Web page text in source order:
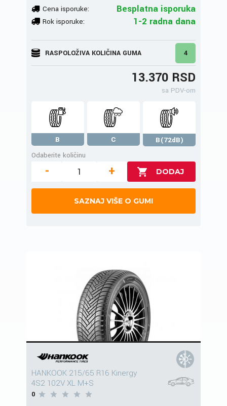
Cena isporuke: Besplatna isporuka
Rok isporuke: 1-2 radna dana
RASPOLOŽIVA KOLIČINA GUMA 4
13.370 RSD
sa PDV-om
B C
B(72dB)
Odaberite količinu
- +
SAZNAJ VIŠE O GUMI
HANKOOK 215/65 R16 Kinergy
4S2 102V XL M+S
0